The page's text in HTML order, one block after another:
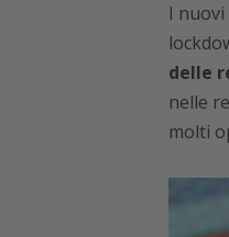
I
delle
nelle
molti